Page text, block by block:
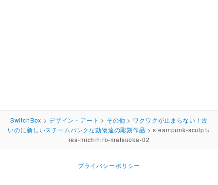
SwitchBox > デザイン・アート > その他 > ワクワクが止まらない！古
いのに新しいスチームパンクな動物達の彫刻作品 >steampunk-sculptu
res-michihiro-matsuoka-02
プライバシーポリシー